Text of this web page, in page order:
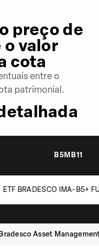
preço de
valor
cota
entre o
patrimonial.
B5MB11
ETF BRADESCO IMA-B5+
Bradesco Asset